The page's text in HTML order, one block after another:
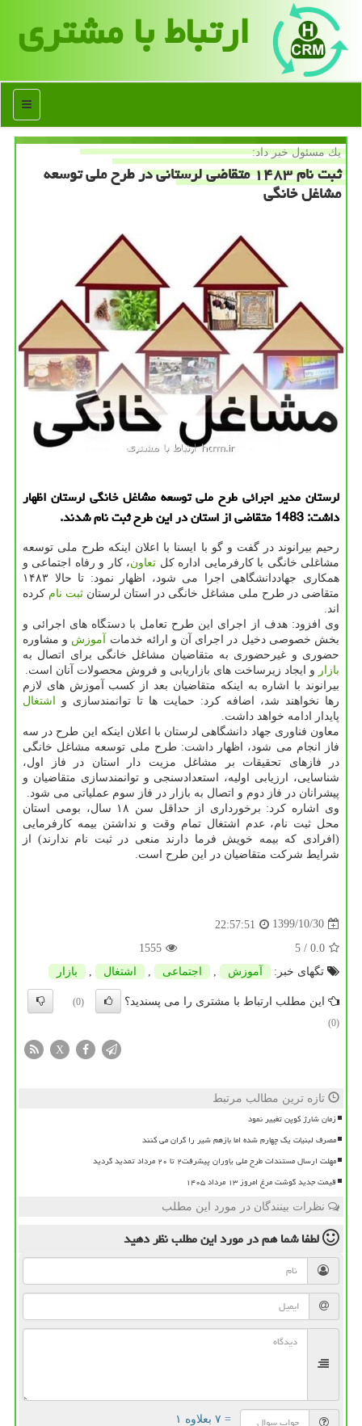
ارتباط با مشتری
منو
یك مسئول خبر داد:
ثبت نام ۱۴۸۳ متقاضی لرستانی در طرح ملی توسعه
مشاغل خانگی
لرستان مدیر اجرائی طرح ملی توسعه مشاغل خانگی لرستان اظهار
داشت: 1483 متقاضی از استان در این طرح ثبت نام شدند.
رحیم بیرانوند در گفت و گو با ایسنا با اعلان اینکه طرح ملی توسعه
مشاغلی خانگی با کارفرمایی اداره کل تعاون، کار و رفاه اجتماعی و
همکاری جهاددانشگاهی اجرا می شود، اظهار نمود: تا حالا ۱۴۸۳
متقاضی در طرح ملی مشاغل خانگی در استان لرستان ثبت نام کرده
اند.
وی افزود: هدف از اجرای این طرح تعامل با دستگاه های اجرائی و
بخش خصوصی دخیل در اجرای آن و ارائه خدمات
آموزش و مشاوره
حضوری و غیرحضوری به متقاضیان مشاغل خانگی برای اتصال به
بازار و ایجاد زیرساخت های بازاریابی و فروش محصولات آنان است.
بیرانوند با اشاره به اینکه متقاضیان بعد از کسب آموزش های لازم
رها نخواهند شد، اضافه کرد: حمایت ها تا توانمندسازی و
اشتغال
پایدار ادامه خواهد داشت.
معاون فناوری جهاد دانشگاهی لرستان با اعلان اینکه این طرح در سه
فاز انجام می شود، اظهار داشت: طرح ملی توسعه مشاغل خانگی
در فازهای تحقیقات بر مشاغل مزیت دار استان در فاز اول،
شناسایی، ارزیابی اولیه، استعدادسنجی و توانمندسازی متقاضیان و
پیشرانان در فاز دوم و اتصال به بازار در فاز سوم عملیاتی می شود.
وی اشاره کرد: برخورداری از حداقل سن ۱۸ سال، بومی استان
محل ثبت نام، عدم اشتغال تمام وقت و نداشتن بیمه کارفرمایی
(افرادی که بیمه خویش فرما دارند منعی در ثبت نام ندارند) از
شرایط شرکت متقاضیان در این طرح است.
1399/10/30
22:57:51
0.0
/ 5
1555
تگهای خبر:
آموزش , اجتماعی , اشتغال , بازار
این مطلب ارتباط با مشتری را می پسندید؟
(0)
(0)
X
تازه ترین مطالب مرتبط
زمان شارژ کوپن تغییر نمود
مصرف لبنیات یک چهارم شده اما بازهم شیر را گران می کنند
مهلت ارسال مستندات طرح ملی یاوران پیشرفت۲ تا ۲۰ مرداد تمدید گردید
قیمت جدید گوشت مرغ امروز ۱۳ مرداد ۱۴۰۵
نظرات بینندگان در مورد این مطلب
لطفا شما همدر مورد این مطلبنظر دهید
= ۷ بعلاوه ۱